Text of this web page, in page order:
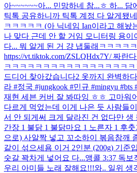
아~~~~~~아... 민망하네 참...ㅎ 하... 담
틱톡 공유하니까 틱톡 계정 다 알게됐
ㅋㅋㅋㅋㅋ (아 닉네임 Ian이라고 해놨
나 맞다 근데 안 할 거임 모니터링 용이
다... 뭐 알게 된 거 걍 냅둘래ㅋㅋㅋㅋ
https://vt.tiktok.com/ZSLQHdx7Y/ 짜란
ㅋㅋㅋㅋㅋㅋㅋㅋㅋㅋㅋㅋㅋㅋㅋㅋ
드디어 찾아갔습니다2 옷까지 완벽하
라 #정국 #jungkook #민규 #mingyu #bts
재현 세븐 커버 잘 봐따잉 ㅎㅎ 고마워
다르게 먹었는데 이게 나은 듯 사람들
서 안 되게써 크게 달라진 건 없다만 생
간장 1 불닭 1 불닭마요 1 노른자 1 후
으로) 사알짝 넣고 꼬소하이 볶음참깨
같이 섞으세욤 이거 2인분 (200g) 기준
숫갈 꽉차게 넣어요 다...앵콜 3:37 독보
우리 아미들 노래 잘해요!!!와.. 일위 생